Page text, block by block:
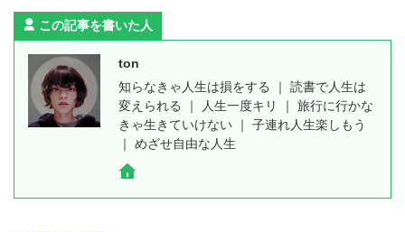
この記事を書いた人
ton
知らなきゃ人生は損をする ｜ 読書で人生は
変えられる ｜ 人生一度キリ ｜ 旅行に行かな
きゃ生きていけない ｜ 子連れ人生楽しもう
｜ めざせ自由な人生